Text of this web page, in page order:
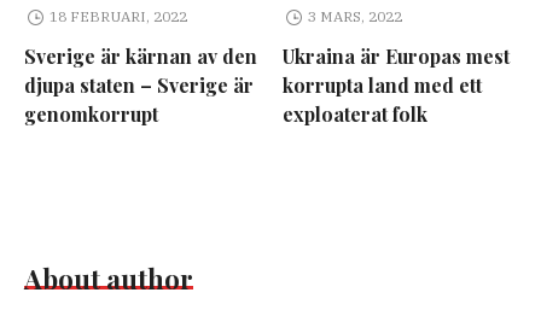
18 FEBRUARI, 2022
Sverige är kärnan av den
djupa staten – Sverige är
genomkorrupt
3 MARS, 2022
Ukraina är Europas mest
korrupta land med ett
exploaterat folk
About author